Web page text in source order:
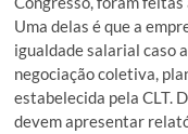
Uma delas é que a
igualdade salarial caso
negociação coletiva,
estabelecida pela CLT.
devem apresentar